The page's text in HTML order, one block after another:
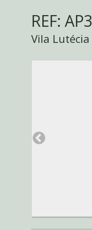
REF:
Vila Lutécia